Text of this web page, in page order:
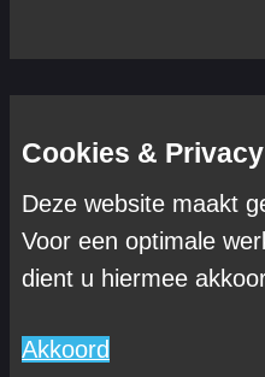
Cookies & Privacy
Deze website maakt
Voor een optimale
dient u hiermee
Akkoord